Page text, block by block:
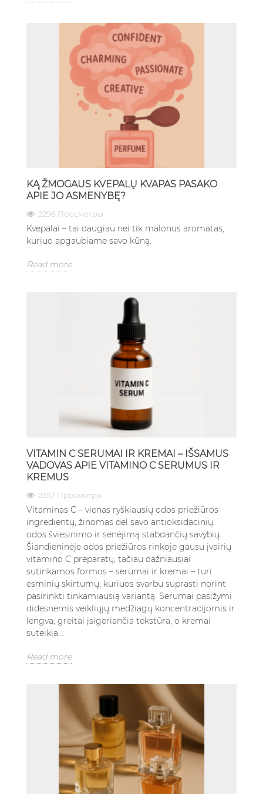
KĄ ŽMOGAUS KVEPALŲ KVAPAS PASAKO
APIE JO ASMENYBĘ?
2296 Просмотры
Kvepalai – tai daugiau nei tik malonus aromatas,
kuriuo apgaubiame savo kūną.
Read more
VITAMIN C SERUMAI IR KREMAI – IŠSAMUS
VADOVAS APIE VITAMINO C SERUMUS IR
KREMUS
2357 Просмотры
Vitaminas C – vienas ryškiausių odos priežiūros
ingredientų, žinomas dėl savo antioksidacinių,
odos šviesinimo ir senėjimą stabdančių savybių.
Šiandieninėje odos priežiūros rinkoje gausu įvairių
vitamino C preparatų, tačiau dažniausiai
sutinkamos formos – serumai ir kremai – turi
esminių skirtumų, kuriuos svarbu suprasti norint
pasirinkti tinkamiausią variantą. Serumai pasižymi
didesnėmis veikliųjų medžiagų koncentracijomis ir
lengva, greitai įsigeriančia tekstūra, o kremai
suteikia...
Read more